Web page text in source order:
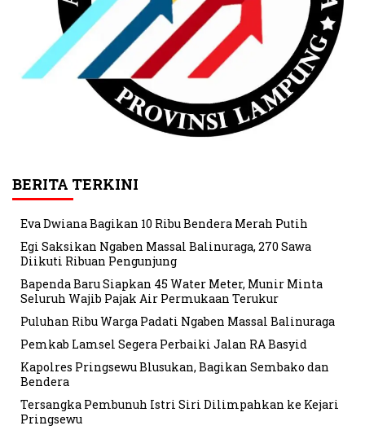
BERITA TERKINI
Eva Dwiana Bagikan 10 Ribu Bendera Merah Putih
Egi Saksikan Ngaben Massal Balinuraga, 270 Sawa
Diikuti Ribuan Pengunjung
Bapenda Baru Siapkan 45 Water Meter, Munir Minta
Seluruh Wajib Pajak Air Permukaan Terukur
Puluhan Ribu Warga Padati Ngaben Massal Balinuraga
Pemkab Lamsel Segera Perbaiki Jalan RA Basyid
Kapolres Pringsewu Blusukan, Bagikan Sembako dan
Bendera
Tersangka Pembunuh Istri Siri Dilimpahkan ke Kejari
Pringsewu